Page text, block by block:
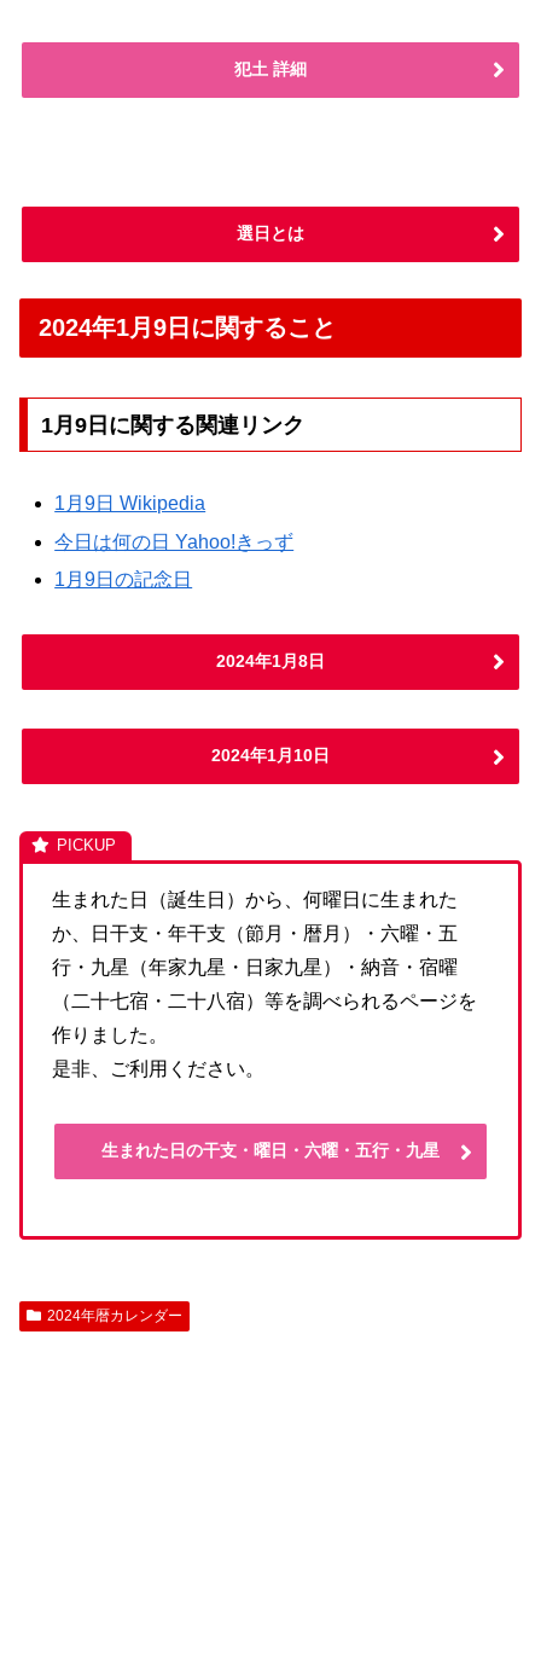
犯土 詳細
選日とは
2024年1月9日に関すること
1月9日に関する関連リンク
1月9日 Wikipedia
今日は何の日 Yahoo!きっず
1月9日の記念日
2024年1月8日
2024年1月10日
生まれた日（誕生日）から、何曜日に生まれた
か、日干支・年干支（節月・暦月）・六曜・五
行・九星（年家九星・日家九星）・納音・宿曜
（二十七宿・二十八宿）等を調べられるページを
作りました。
是非、ご利用ください。
生まれた日の干支・曜日・六曜・五行・九星
2024年暦カレンダー